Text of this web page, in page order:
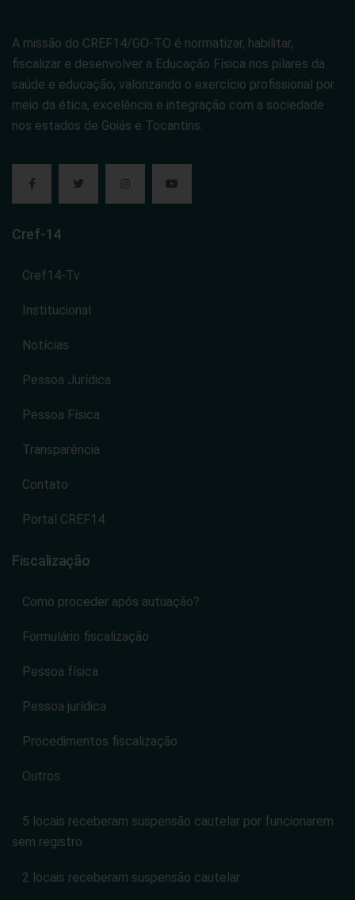
A missão do CREF14/GO-TO é normatizar, habilitar,
fiscalizar e desenvolver a Educação Física nos pilares da
saúde e educação, valorizando o exercício profissional por
meio da ética, excelência e integração com a sociedade
nos estados de Goiás e Tocantins.
Cref-14
Cref14-Tv
Institucional
Notícias
Pessoa Jurídica
Pessoa Física
Transparência
Contato
Portal CREF14
Fiscalização
Como proceder após autuação?
Formulário fiscalização
Pessoa física
Pessoa jurídica
Procedimentos fiscalização
Outros
5 locais receberam suspensão cautelar por funcionarem
sem registro
2 locais receberam suspensão cautelar